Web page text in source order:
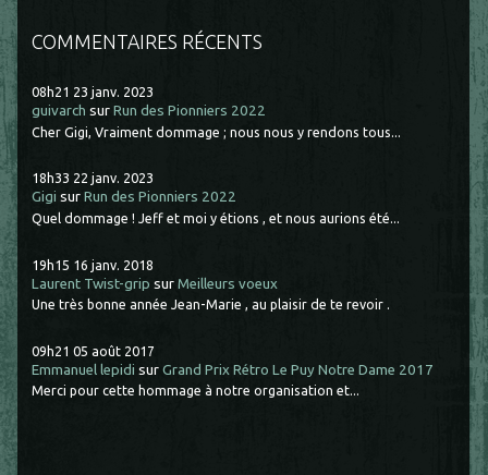
COMMENTAIRES RÉCENTS
08h21 23 janv. 2023
guivarch surRun des Pionniers 2022
Cher Gigi, Vraiment dommage ; nous nous y rendons tous...
18h33 22 janv. 2023
Gigi surRun des Pionniers 2022
Quel dommage ! Jeff et moi y étions , et nous aurions été...
19h15 16 janv. 2018
Laurent Twist-grip surMeilleurs voeux
Une très bonne année Jean-Marie , au plaisir de te revoir .
09h21 05 août 2017
Emmanuel lepidi surGrand Prix Rétro Le Puy Notre Dame 2017
Merci pour cette hommage à notre organisation et...